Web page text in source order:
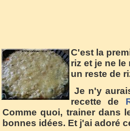
C'est la
riz et je ne
un reste de
Je n'y
recette de
Comme quoi, trainer dans
bonnes idées. Et j'ai adoré